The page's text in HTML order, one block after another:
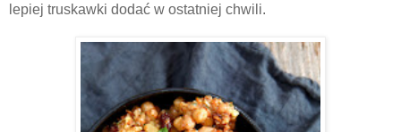
lepiej truskawki dodać w ostatniej chwili.